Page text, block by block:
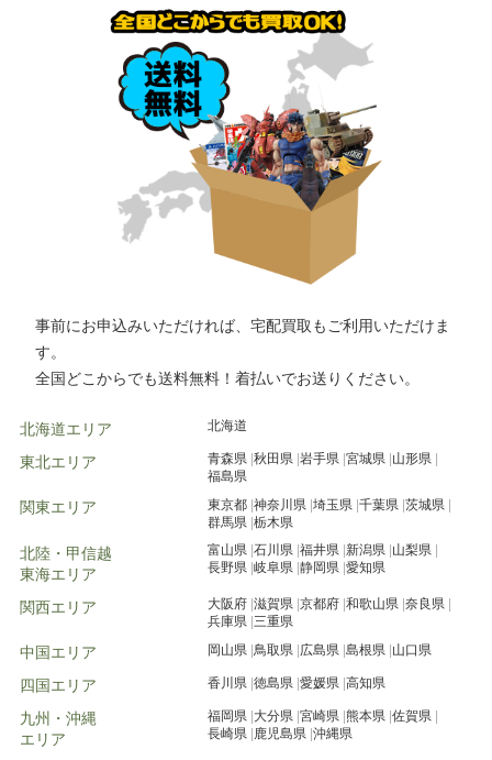
横須賀市 横浜市
宇都宮市
高崎市 前橋市
古河市
水戸市
戸田市 さいたま市
所沢市
市川市 柏市
松戸市
高崎市 小山市
事前にお申込みいただければ、宅配買取もご利用いただけま
す。
全国どこからでも送料無料！着払いでお送りください。
北海道エリア 北海道
東北エリア 青森県 秋田県 岩手県 宮城県 山形県
福島県
関東エリア 東京都 神奈川県 埼玉県 千葉県 茨城県
群馬県 栃木県
北陸・甲信越
東海エリア
富山県 石川県 福井県 新潟県 山梨県
長野県 岐阜県 静岡県 愛知県
関西エリア 大阪府 滋賀県 京都府 和歌山県 奈良県
兵庫県 三重県
中国エリア 岡山県 鳥取県 広島県 島根県 山口県
四国エリア 香川県 徳島県 愛媛県 高知県
九州・沖縄
エリア
福岡県 大分県 宮崎県 熊本県 佐賀県
長崎県 鹿児島県 沖縄県